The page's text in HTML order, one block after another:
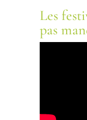
Les
pas